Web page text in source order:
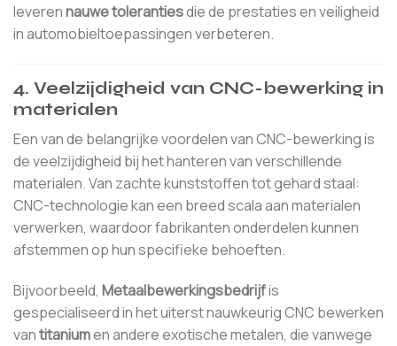
leverennauwe tolerantiesdie de prestaties en veiligheid
in automobieltoepassingen verbeteren.
4. Veelzijdigheid van CNC-bewerking in
materialen
Een van de belangrijke voordelen van CNC-bewerking is
de veelzijdigheid bij het hanteren van verschillende
materialen. Van zachte kunststoffen tot gehard staal:
CNC-technologie kan een breed scala aan materialen
verwerken, waardoor fabrikanten onderdelen kunnen
afstemmen op hun specifieke behoeften.
Bijvoorbeeld, Metaalbewerkingsbedrijfis
gespecialiseerd in het uiterst nauwkeurig CNC bewerken
vantitaniumen andere exotische metalen, die vanwege